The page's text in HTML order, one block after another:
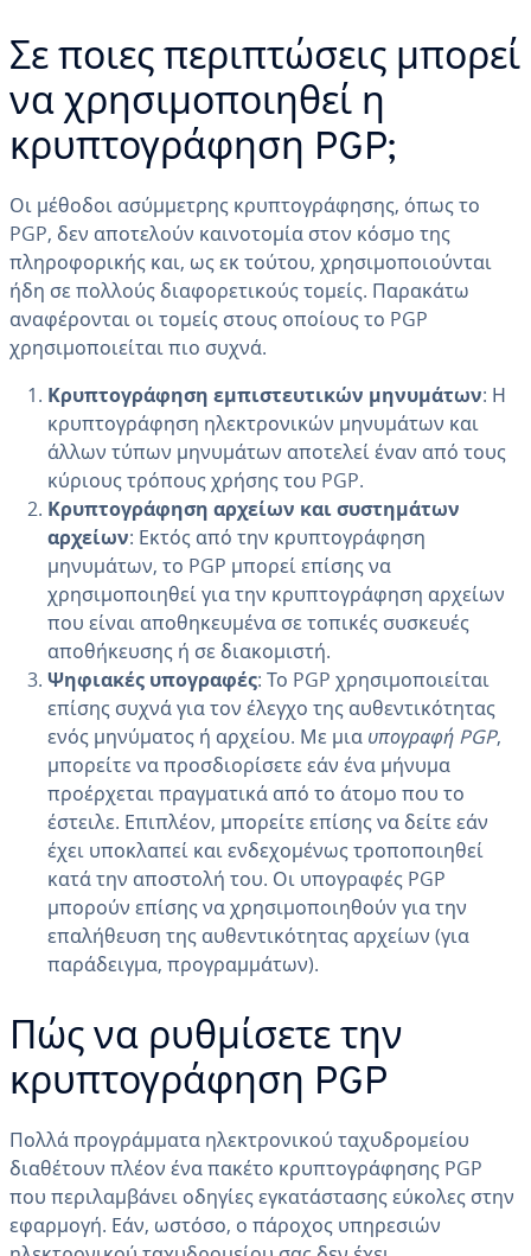
Σε ποιες περιπτώσεις μπορεί
να χρησιμοποιηθεί η
κρυπτογράφηση PGP;
Οι μέθοδοι ασύμμετρης κρυπτογράφησης, όπως το
PGP, δεν αποτελούν καινοτομία στον κόσμο της
πληροφορικής και, ως εκ τούτου, χρησιμοποιούνται
ήδη σε πολλούς διαφορετικούς τομείς. Παρακάτω
αναφέρονται οι τομείς στους οποίους το PGP
χρησιμοποιείται πιο συχνά.
Κρυπτογράφηση εμπιστευτικών μηνυμάτων: Η
κρυπτογράφηση ηλεκτρονικών μηνυμάτων και
άλλων τύπων μηνυμάτων αποτελεί έναν από τους
κύριους τρόπους χρήσης του PGP.
Κρυπτογράφηση αρχείων και συστημάτων
αρχείων: Εκτός από την κρυπτογράφηση
μηνυμάτων, το PGP μπορεί επίσης να
χρησιμοποιηθεί για την κρυπτογράφηση αρχείων
που είναι αποθηκευμένα σε τοπικές συσκευές
αποθήκευσης ή σε διακομιστή.
Ψηφιακές υπογραφές: Το PGP χρησιμοποιείται
επίσης συχνά για τον έλεγχο της αυθεντικότητας
ενός μηνύματος ή αρχείου. Με μια υπογραφή PGP,
μπορείτε να προσδιορίσετε εάν ένα μήνυμα
προέρχεται πραγματικά από το άτομο που το
έστειλε. Επιπλέον, μπορείτε επίσης να δείτε εάν
έχει υποκλαπεί και ενδεχομένως τροποποιηθεί
κατά την αποστολή του. Οι υπογραφές PGP
μπορούν επίσης να χρησιμοποιηθούν για την
επαλήθευση της αυθεντικότητας αρχείων (για
παράδειγμα, προγραμμάτων).
Πώς να ρυθμίσετε την
κρυπτογράφηση PGP
Πολλά προγράμματα ηλεκτρονικού ταχυδρομείου
διαθέτουν πλέον ένα πακέτο κρυπτογράφησης PGP
που περιλαμβάνει οδηγίες εγκατάστασης εύκολες στην
εφαρμογή. Εάν, ωστόσο, ο πάροχος υπηρεσιών